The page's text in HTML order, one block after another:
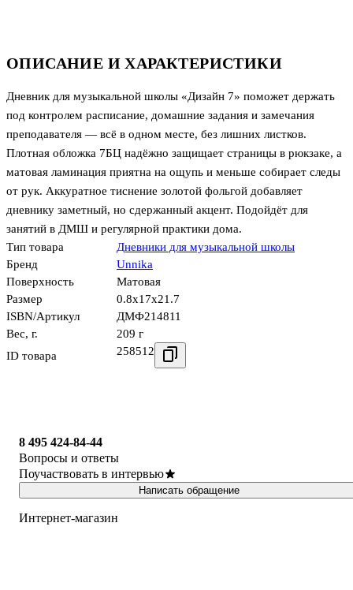
ОПИСАНИЕ И ХАРАКТЕРИСТИКИ
Дневник для музыкальной школы «Дизайн 7» поможет держать
под контролем расписание, домашние задания и замечания
преподавателя — всё в одном месте, без лишних листков.
Плотная обложка 7БЦ надёжно защищает страницы в рюкзаке, а
матовая ламинация приятна на ощупь и меньше собирает следы
от рук. Аккуратное тиснение золотой фольгой добавляет
дневнику заметный, но сдержанный акцент. Подойдёт для
занятий в ДМШ и регулярной практики дома.
Тип товара
Дневники для музыкальной школы
Бренд
Unnika
Поверхность
Матовая
Размер
0.8x17x21.7
ISBN/Артикул
ДМФ214811
Вес, г.
209 г
ID товара
258512
8 495 424-84-44
Вопросы и ответы
Поучаствовать в интервью
Написать обращение
Интернет-магазин